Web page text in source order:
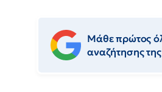
Μάθε πρώτος
αναζήτησης